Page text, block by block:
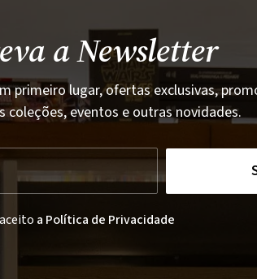
a Newsletter
primeiro lugar, ofertas exclusivas,
coleções, eventos e outras novidades.
a Política de Privacidade